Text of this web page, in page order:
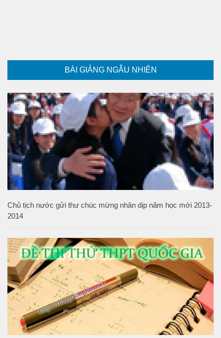
BÀI GIẢNG NGẪU NHIÊN
Chủ tịch nước gửi thư chúc mừng nhân dịp năm học mới 2013-
2014